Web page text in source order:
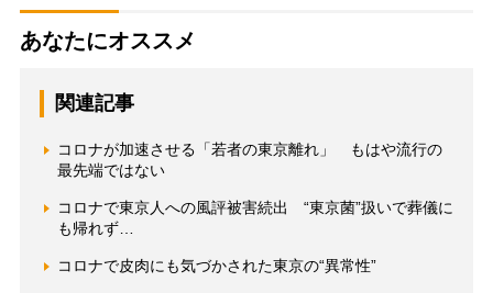
あなたにオススメ
関連記事
コロナが加速させる「若者の東京離れ」 もはや流行の
最先端ではない
コロナで東京人への風評被害続出 “東京菌”扱いで葬儀に
も帰れず…
コロナで皮肉にも気づかされた東京の“異常性”